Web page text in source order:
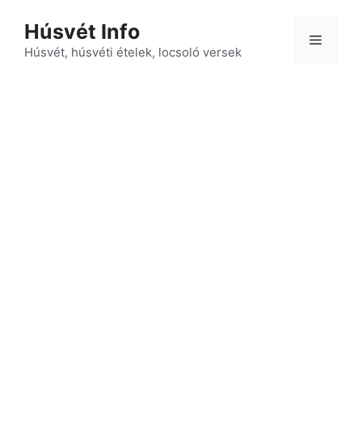
tartalomba
Húsvét Info
Húsvét, húsvéti ételek, locsoló versek
Menü